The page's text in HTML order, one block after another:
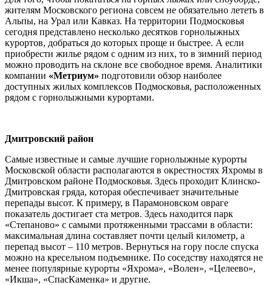
жителям Московского региона совсем не обязательно лететь в
Альпы, на Урал или Кавказ. На территории Подмосковья
сегодня представлено несколько десятков горнолыжных
курортов, добраться до которых проще и быстрее. А если
приобрести жилье рядом с одним из них, то в зимний период
можно проводить на склоне все свободное время. Аналитики
компании «Метриум» подготовили обзор наиболее
доступных жилых комплексов Подмосковья, расположенных
рядом с горнолыжными курортами.
Дмитровский район
Самые известные и самые лучшие горнолыжные курорты
Московской области располагаются в окрестностях Яхромы в
Дмитровском районе Подмосковья. Здесь проходит Клинско-
Дмитровская гряда, которая обеспечивает значительные
перепады высот. К примеру, в Парамоновском овраге
показатель достигает ста метров. Здесь находится парк
«Степаново» с самыми протяженными трассами в области:
максимальная длина составляет почти целый километр, а
перепад высот – 110 метров. Вернуться на гору после спуска
можно на кресельном подъемнике. По соседству находятся не
менее популярные курорты «Яхрома», «Волен», «Целеево»,
«Икша», «СпасКаменка» и другие.